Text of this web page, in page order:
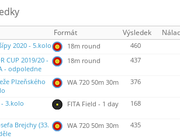
Formát Výsledek
2020 - 5.kolo 18m round
460
CUP 2019/20 -
- odpoledne
18m round 437
Plzeňského
WA 720 50m 30m 376
3.kolo FITA Field - 1 day 168
Brejchy (33.
WA 720 50m 30m 435